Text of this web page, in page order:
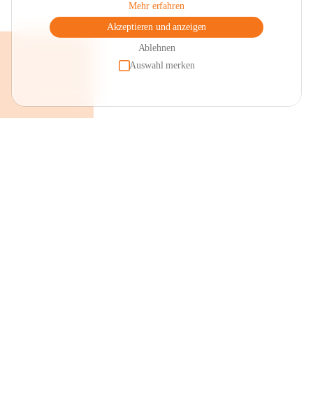
Mehr erfahren
Akzeptieren und anzeigen
Ablehnen
Auswahl merken